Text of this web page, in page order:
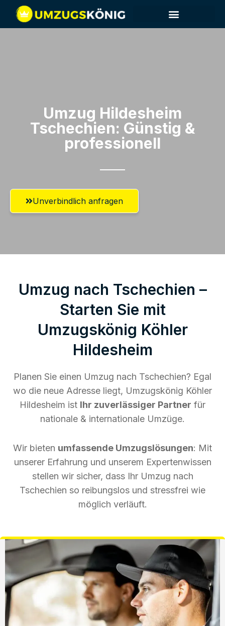
Umzug Hildesheim​
Tschechien: Günstig &
professionell​
Unverbindlich anfragen
Umzug nach Tschechien –
Starten Sie mit
Umzugskönig Köhler
Hildesheim
Planen Sie einen Umzug nach Tschechien? Egal
wo die neue Adresse liegt, Umzugskönig Köhler
Hildesheim ist Ihr zuverlässiger Partner für
nationale & internationale Umzüge.
Wir bieten umfassende Umzugslösungen: Mit
unserer Erfahrung und unserem Expertenwissen
stellen wir sicher, dass Ihr Umzug nach
Tschechien so reibungslos und stressfrei wie
möglich verläuft.